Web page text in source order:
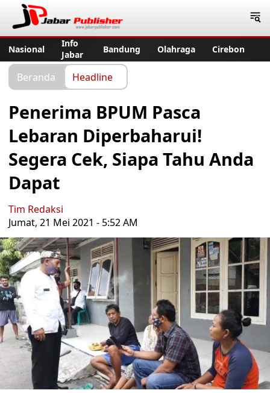
Nasional
Info
Jabar
Bandung Olahraga Cirebon
Beranda Headline
Penerima BPUM Pasca
Lebaran Diperbaharui!
Segera Cek, Siapa Tahu Anda
Dapat
Tim Redaksi
Jumat, 21 Mei 2021 - 5:52 AM